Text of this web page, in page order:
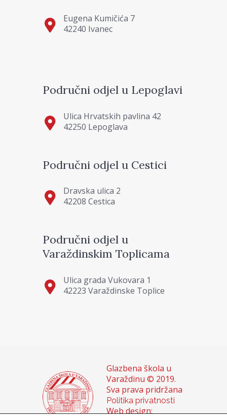
Eugena Kumičića 7
42240 Ivanec
Područni odjel u Lepoglavi
Ulica Hrvatskih pavlina 42
42250 Lepoglava
Područni odjel u Cestici
Dravska ulica 2
42208 Cestica
Područni odjel u
Varaždinskim Toplicama
Ulica grada Vukovara 1
42223 Varaždinske Toplice
Glazbena škola u
Varaždinu © 2019.
Sva prava pridržana
Politika privatnosti
Web design: